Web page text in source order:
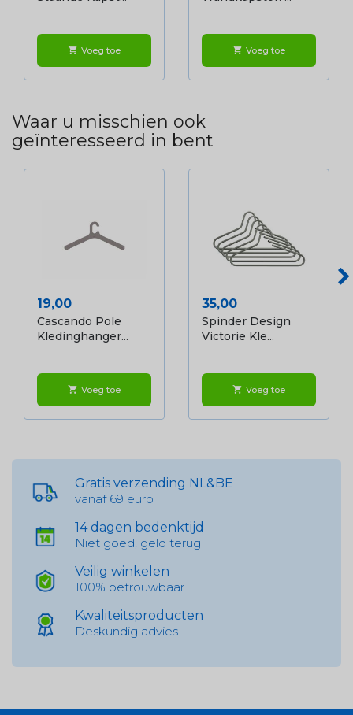
shopping_cart Voeg toe shopping_cart Voeg toe
Waar u misschien ook
geïnteresseerd in bent
Prijs
19,00
Cascando Pole
Kledinghanger...
shopping_cart Voeg toe
Prijs
35,00
Spinder Design
Victorie Kle...
shopping_cart Voeg toe
Gratis verzending NL&BE
vanaf 69 euro
14 dagen bedenktijd
Niet goed, geld terug
Veilig winkelen
100% betrouwbaar
Kwaliteitsproducten
Deskundig advies